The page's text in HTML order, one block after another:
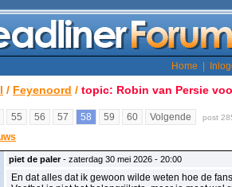
Home
/ Feyenoord / topic: Robin van Persie
55 56 57 58 59 60 Volgende post
piet de paler- zaterdag 30 mei 2026 - 20:00
En dat alles dat ik gewoon wilde weten hoe de